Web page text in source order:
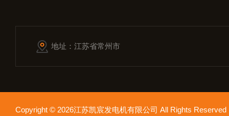
地址：江苏省常州市
Copyright © 2026江苏凯宸发电机有限公司 All Rights